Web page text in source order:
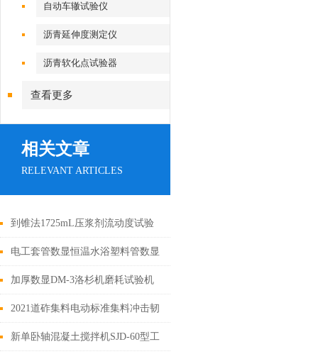
自动车辙试验仪
沥青延伸度测定仪
沥青软化点试验器
查看更多
相关文章
RELEVANT ARTICLES
到锥法1725mL压浆剂流动度试验
仪-流动锥
电工套管数显恒温水浴塑料管数显
恒温水浴使用方法
加厚数显DM-3洛杉机磨耗试验机
洛杉矶技术参数
2021道砟集料电动标准集料冲击韧
度试验机
新单卧轴混凝土搅拌机SJD-60型工